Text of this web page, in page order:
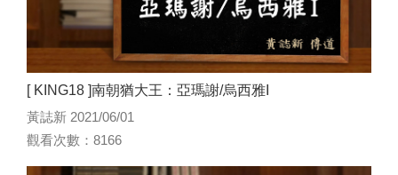
[ KING18 ]南朝猶大王：亞瑪謝/烏西雅I
黃誌新 2021/06/01
觀看次數：8166